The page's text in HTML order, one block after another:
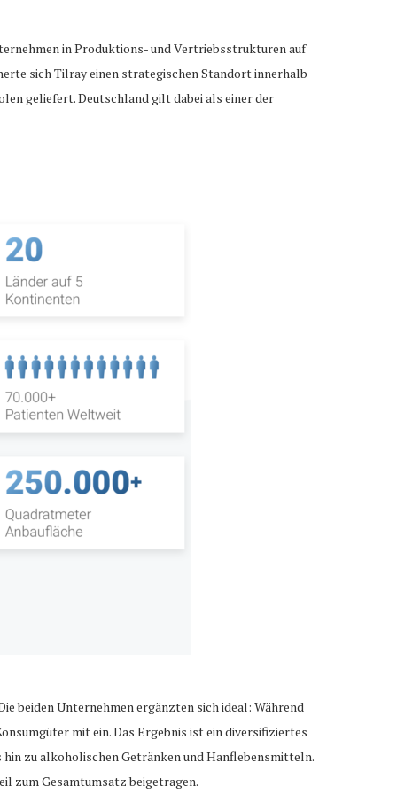
in Produktions- und Vertriebsstrukturen auf
sich Tilray einen strategischen Standort innerhalb
geliefert. Deutschland gilt dabei als einer der
beiden Unternehmen ergänzten sich ideal: Während
mit ein. Das Ergebnis ist ein diversifiziertes
zu alkoholischen Getränken und Hanflebensmitteln.
zum Gesamtumsatz beigetragen.